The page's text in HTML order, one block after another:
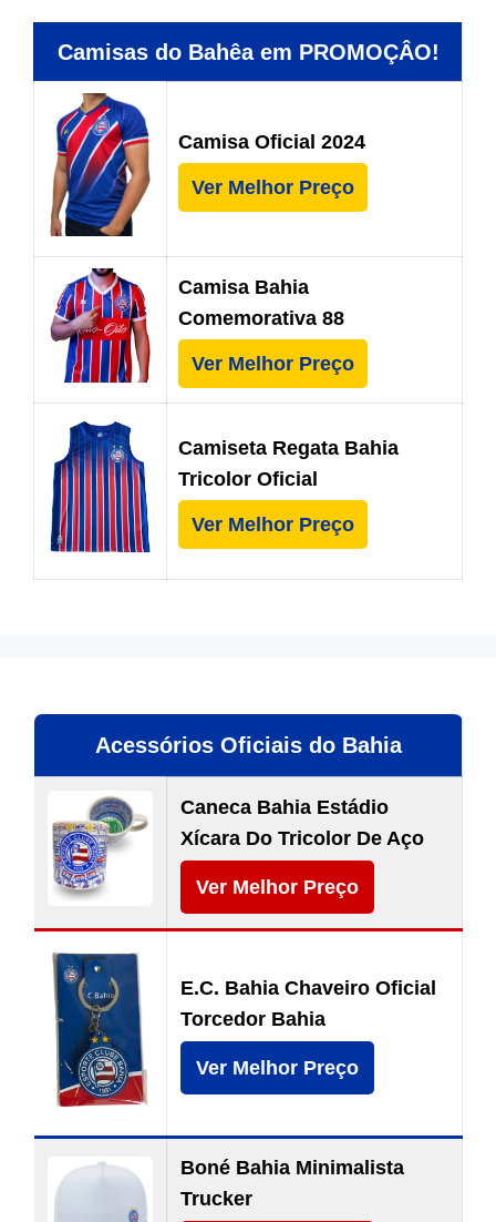
Camisas do Bahêa em PROMOÇÂO!
Camisa Oficial 2024
Ver Melhor Preço
Camisa Bahia
Comemorativa 88
Ver Melhor Preço
Camiseta Regata Bahia
Tricolor Oficial
Ver Melhor Preço
Acessórios Oficiais do Bahia
Caneca Bahia Estádio
Xícara Do Tricolor De Aço
Ver Melhor Preço
E.C. Bahia Chaveiro Oficial
Torcedor Bahia
Ver Melhor Preço
Boné Bahia Minimalista
Trucker